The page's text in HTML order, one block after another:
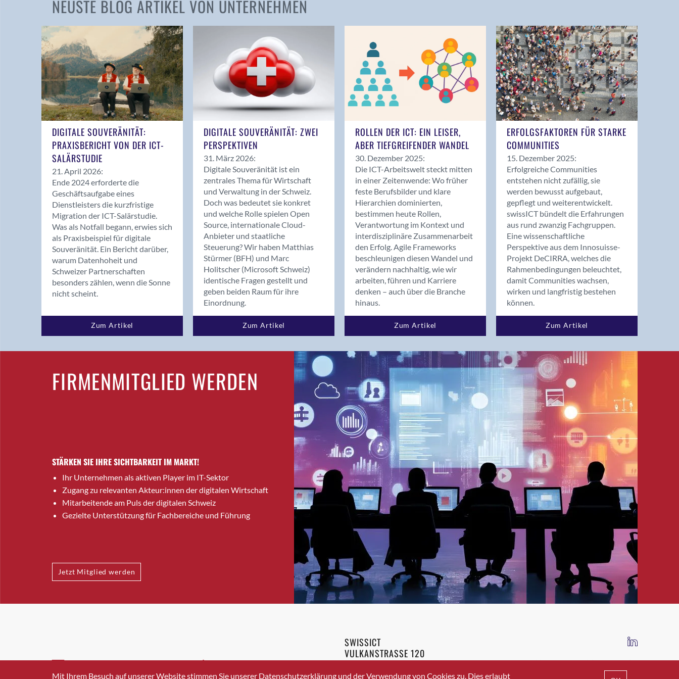
Andelfingen
Balsthal
Balzers
Bassersdorf
Benken (SG)
Bergdietikon
Bern - Liebefeld
Birsfelden
Bolligen
Bonaduz
Bonstetten
Bottighofen
Bremgarten bei Bern
Brig-Glis
Bronschhofen
Brugg
Brugg AG
Burgdorf
Bäretswil
Bülach
Cazis
Crissier
Davos Platz
NEUSTE BLOG ARTIKEL VON UNTERNEHMEN
DIGITALE SOUVERÄNITÄT:
PRAXISBERICHT VON DER ICT-
SALÄRSTUDIE
21. April 2026:
Ende 2024 erforderte die
Geschäftsaufgabe eines
Dienstleisters die kurzfristige
Migration der ICT-Salärstudie.
Was als Notfall begann, erwies sich
als Praxisbeispiel für digitale
Souveränität. Ein Bericht darüber,
warum Datenhoheit und
Schweizer Partnerschaften
besonders zählen, wenn die Sonne
nicht scheint.
Zum Artikel
DIGITALE SOUVERÄNITÄT: ZWEI
PERSPEKTIVEN
31. März 2026:
Digitale Souveränität ist ein
zentrales Thema für Wirtschaft
und Verwaltung in der Schweiz.
Doch was bedeutet sie konkret
und welche Rolle spielen Open
Source, internationale Cloud-
Anbieter und staatliche
Steuerung? Wir haben Matthias
Stürmer (BFH) und Marc
Holitscher (Microsoft Schweiz)
identische Fragen gestellt und
geben beiden Raum für ihre
Einordnung.
Zum Artikel
ROLLEN DER ICT: EIN LEISER,
ABER TIEFGREIFENDER WANDEL
30. Dezember 2025:
Die ICT-Arbeitswelt steckt mitten
in einer Zeitenwende: Wo früher
feste Berufsbilder und klare
Hierarchien dominierten,
bestimmen heute Rollen,
Verantwortung im Kontext und
interdisziplinäre Zusammenarbeit
den Erfolg. Agile Frameworks
beschleunigen diesen Wandel und
verändern nachhaltig, wie wir
arbeiten, führen und Karriere
denken – auch über die Branche
hinaus.
Zum Artikel
ERFOLGSFAKTOREN FÜR STARKE
COMMUNITIES
15. Dezember 2025:
Erfolgreiche Communities
entstehen nicht zufällig, sie
werden bewusst aufgebaut,
gepflegt und weiterentwickelt.
swissICT bündelt die Erfahrungen
aus rund zwanzig Fachgruppen.
Eine wissenschaftliche
Perspektive aus dem Innosuisse-
Projekt DeCIRRA, welches die
Rahmenbedingungen beleuchtet,
damit Communities wachsen,
wirken und langfristig bestehen
können.
Zum Artikel
FIRMENMITGLIED WERDEN
STÄRKEN SIE IHRE SICHTBARKEIT IM MARKT!
Ihr Unternehmen als aktiven Player im IT-Sektor
Zugang zu relevanten Akteur:innen der digitalen Wirtschaft
Mitarbeitende am Puls der digitalen Schweiz
Gezielte Unterstützung für Fachbereiche und Führung
Jetzt Mitglied werden
INFO@SWISSICT.CH +41 43 336 40 20
SWISSICT
VULKANSTRASSE 120
8048 ZURICH
IMPRESSUM DATENSCHUTZ AGB
Mit Ihrem Besuch auf unserer Website stimmen Sie unserer Datenschutzerklärung und der Verwendung von Cookies zu. Dies erlaubt